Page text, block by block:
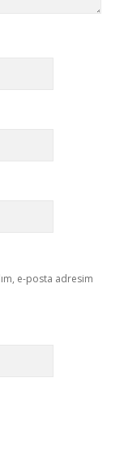
e-posta adresim